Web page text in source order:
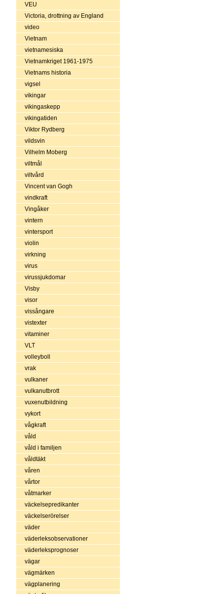
VEU
Victoria, drottning av England
video
Vietnam
vietnamesiska
Vietnamkriget 1961-1975
Vietnams historia
vigsel
vikingar
vikingaskepp
vikingatiden
Viktor Rydberg
vildsvin
Vilhelm Moberg
viltmål
viltvård
Vincent van Gogh
vindkraft
Vingåker
vintern
vintersport
violin
virkning
virus
virussjukdomar
Visby
visor
vissångare
vistexter
vitaminer
VLT
volleyboll
vrak
vulkaner
vulkanutbrott
vuxenutbildning
vykort
vågkraft
våld
våld i familjen
våldtäkt
våren
vårtor
våtmarker
väckelsepredikanter
väckelserörelser
väder
väderleksobservationer
väderleksprognoser
vägar
vägmärken
vägplanering